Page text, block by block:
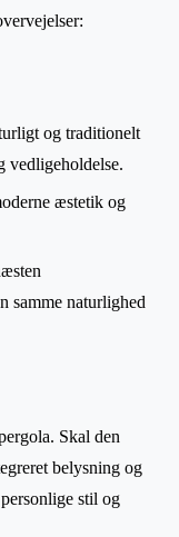
og traditionelt
vedligeholdelse.
æstetik og
samme naturlighed
Skal den
belysning og
stil og